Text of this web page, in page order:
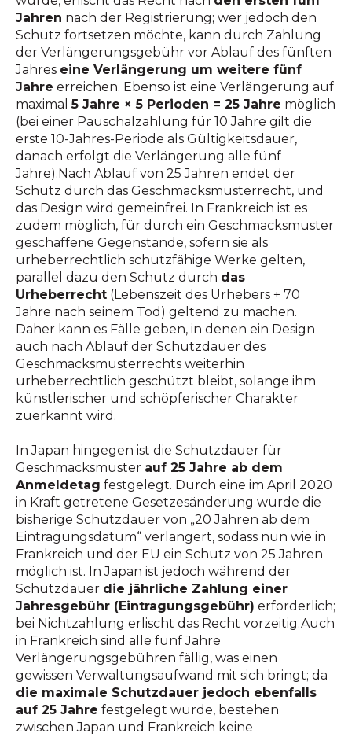
Jahren nach der Registrierung; wer jedoch den
Schutz fortsetzen möchte, kann durch Zahlung
der Verlängerungsgebühr vor Ablauf des fünften
Jahres eine Verlängerung um weitere fünf
Jahre erreichen. Ebenso ist eine Verlängerung auf
maximal5 Jahre × 5 Perioden = 25 Jahre möglich
(bei einer Pauschalzahlung für 10 Jahre gilt die
erste 10-Jahres-Periode als Gültigkeitsdauer,
danach erfolgt die Verlängerung alle fünf
Jahre).Nach Ablauf von 25 Jahren endet der
Schutz durch das Geschmacksmusterrecht, und
das Design wird gemeinfrei. In Frankreich ist es
zudem möglich, für durch ein Geschmacksmuster
geschaffene Gegenstände, sofern sie als
urheberrechtlich schutzfähige Werke gelten,
parallel dazu den Schutz durch das
Urheberrecht (Lebenszeit des Urhebers + 70
Jahre nach seinem Tod) geltend zu machen.
Daher kann es Fälle geben, in denen ein Design
auch nach Ablauf der Schutzdauer des
Geschmacksmusterrechts weiterhin
urheberrechtlich geschützt bleibt, solange ihm
künstlerischer und schöpferischer Charakter
zuerkannt wird.
In Japan hingegen ist die Schutzdauer für
Geschmacksmuster auf 25 Jahre ab dem
Anmeldetag festgelegt. Durch eine im April 2020
in Kraft getretene Gesetzesänderung wurde die
bisherige Schutzdauer von „20 Jahren ab dem
Eintragungsdatum“ verlängert, sodass nun wie in
Frankreich und der EU ein Schutz von 25 Jahren
möglich ist. In Japan ist jedoch während der
Schutzdauer die jährliche Zahlung einer
Jahresgebühr (Eintragungsgebühr) erforderlich;
bei Nichtzahlung erlischt das Recht vorzeitig.Auch
in Frankreich sind alle fünf Jahre
Verlängerungsgebühren fällig, was einen
gewissen Verwaltungsaufwand mit sich bringt; da
die maximale Schutzdauer jedoch ebenfalls
auf 25 Jahre festgelegt wurde, bestehen
zwischen Japan und Frankreich keine